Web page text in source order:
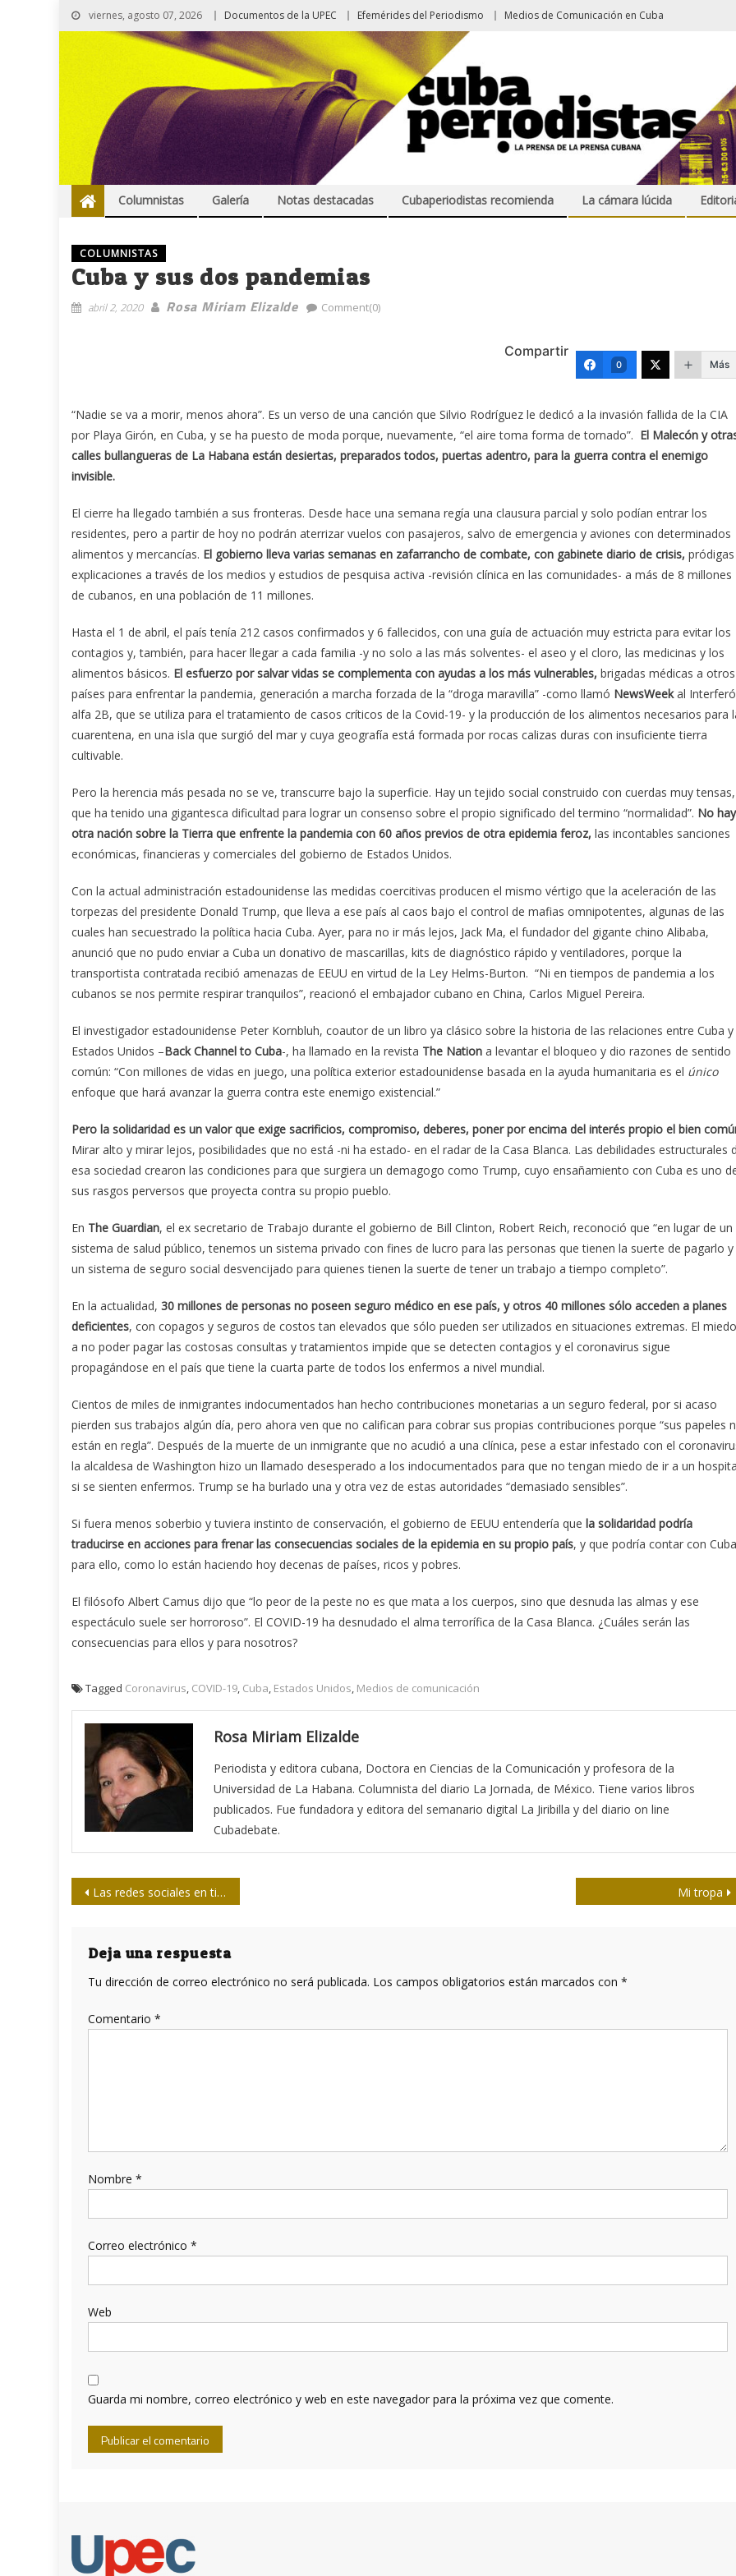
viernes, agosto 07, 2026 Documentos de la UPEC Efemérides del Periodismo Medios de Comunicación en Cuba
Columnistas Galería Notas destacadas Cubaperiodistas recomienda La cámara lúcida
COLUMNISTAS
Cuba y sus dos pandemias
abril 2, 2020 Rosa Miriam Elizalde Comment(0)
Compartir
0 Más
“Nadie se va a morir, menos ahora”. Es un verso de una canción que Silvio Rodríguez le dedicó a la invasión fallida de la CIA
por Playa Girón, en Cuba, y se ha puesto de moda porque, nuevamente, “el aire toma forma de tornado”. El Malecón y
calles bullangueras de La Habana están desiertas, preparados todos, puertas adentro, para la guerra contra el enemigo
invisible.
El cierre ha llegado también a sus fronteras. Desde hace una semana regía una clausura parcial y solo podían entrar los
residentes, pero a partir de hoy no podrán aterrizar vuelos con pasajeros, salvo de emergencia y aviones con determinados
alimentos y mercancías. El gobierno lleva varias semanas en zafarrancho de combate, con gabinete diario de crisis, pródigas
explicaciones a través de los medios y estudios de pesquisa activa -revisión clínica en las comunidades- a más de 8 millones
de cubanos, en una población de 11 millones.
Hasta el 1 de abril, el país tenía 212 casos confirmados y 6 fallecidos, con una guía de actuación muy estricta para evitar los
contagios y, también, para hacer llegar a cada familia -y no solo a las más solventes- el aseo y el cloro, las medicinas y los
alimentos básicos. El esfuerzo por salvar vidas se complementa con ayudas a los más vulnerables, brigadas médicas a otros
países para enfrentar la pandemia, generación a marcha forzada de la “droga maravilla” -como llamó NewsWeekal
alfa 2B, que se utiliza para el tratamiento de casos críticos de la Covid-19- y la producción de los alimentos necesarios para
cuarentena, en una isla que surgió del mar y cuya geografía está formada por rocas calizas duras con insuficiente tierra
cultivable.
Pero la herencia más pesada no se ve, transcurre bajo la superficie. Hay un tejido social construido con cuerdas muy tensas,
que ha tenido una gigantesca dificultad para lograr un consenso sobre el propio significado del termino “normalidad”. No hay
otra nación sobre la Tierra que enfrente la pandemia con 60 años previos de otra epidemia feroz, las incontables sanciones
económicas, financieras y comerciales del gobierno de Estados Unidos.
Con la actual administración estadounidense las medidas coercitivas producen el mismo vértigo que la aceleración de las
torpezas del presidente Donald Trump, que lleva a ese país al caos bajo el control de mafias omnipotentes, algunas de las
cuales han secuestrado la política hacia Cuba. Ayer, para no ir más lejos, Jack Ma, el fundador del gigante chino Alibaba,
anunció que no pudo enviar a Cuba un donativo de mascarillas, kits de diagnóstico rápido y ventiladores, porque la
transportista contratada recibió amenazas de EEUU en virtud de la Ley Helms-Burton. “Ni en tiempos de pandemia a los
cubanos se nos permite respirar tranquilos”, reacionó el embajador cubano en China, Carlos Miguel Pereira.
El investigador estadounidense Peter Kornbluh, coautor de un libro ya clásico sobre la historia de las relaciones entre Cuba y
Estados Unidos –Back Channel to Cuba-, ha llamado en la revista The Nation a levantar el bloqueo y dio razones de sentido
común: “Con millones de vidas en juego, una política exterior estadounidense basada en la ayuda humanitaria es el único
enfoque que hará avanzar la guerra contra este enemigo existencial.”
Pero la solidaridad es un valor que exige sacrificios, compromiso, deberes, poner por encima del interés propio el bien
Mirar alto y mirar lejos, posibilidades que no está -ni ha estado- en el radar de la Casa Blanca. Las debilidades estructurales
esa sociedad crearon las condiciones para que surgiera un demagogo como Trump, cuyo ensañamiento con Cuba es uno
sus rasgos perversos que proyecta contra su propio pueblo.
En The Guardian, el ex secretario de Trabajo durante el gobierno de Bill Clinton, Robert Reich, reconoció que “en lugar de un
sistema de salud público, tenemos un sistema privado con fines de lucro para las personas que tienen la suerte de pagarlo y
un sistema de seguro social desvencijado para quienes tienen la suerte de tener un trabajo a tiempo completo”.
En la actualidad, 30 millones de personas no poseen seguro médico en ese país, y otros 40 millones sólo acceden a planes
deficientes, con copagos y seguros de costos tan elevados que sólo pueden ser utilizados en situaciones extremas. El miedo
a no poder pagar las costosas consultas y tratamientos impide que se detecten contagios y el coronavirus sigue
propagándose en el país que tiene la cuarta parte de todos los enfermos a nivel mundial.
Cientos de miles de inmigrantes indocumentados han hecho contribuciones monetarias a un seguro federal, por si acaso
pierden sus trabajos algún día, pero ahora ven que no califican para cobrar sus propias contribuciones porque “sus papeles
están en regla”. Después de la muerte de un inmigrante que no acudió a una clínica, pese a estar infestado con el
la alcaldesa de Washington hizo un llamado desesperado a los indocumentados para que no tengan miedo de ir a un
si se sienten enfermos. Trump se ha burlado una y otra vez de estas autoridades “demasiado sensibles”.
Si fuera menos soberbio y tuviera instinto de conservación, el gobierno de EEUU entendería que la solidaridad podría
traducirse en acciones para frenar las consecuencias sociales de la epidemia en su propio país, y que podría contar con Cuba
para ello, como lo están haciendo hoy decenas de países, ricos y pobres.
El filósofo Albert Camus dijo que “lo peor de la peste no es que mata a los cuerpos, sino que desnuda las almas y ese
espectáculo suele ser horroroso”. El COVID-19 ha desnudado el alma terrorífica de la Casa Blanca. ¿Cuáles serán las
consecuencias para ellos y para nosotros?
Tagged Coronavirus, COVID-19, Cuba, Estados Unidos, Medios de comunicación
Rosa Miriam Elizalde
Periodista y editora cubana, Doctora en Ciencias de la Comunicación y profesora de la
Universidad de La Habana. Columnista del diario La Jornada, de México. Tiene varios libros
publicados. Fue fundadora y editora del semanario digital La Jiribilla y del diario on line
Cubadebate.
Navegación
entradas
Las redes sociales en tiempos de nuevo coronavirus Mi tropa
Deja una respuesta
Tu dirección de correo electrónico no será publicada. Los campos obligatorios están marcados con *
Comentario *
Nombre *
Correo electrónico *
Web
Guarda mi nombre, correo electrónico y web en este navegador para la próxima vez que comente.